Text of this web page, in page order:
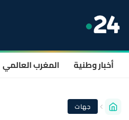
أخبار وطنية المغرب العالمي
جهات